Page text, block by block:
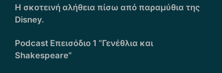
Η σκοτεινή αλήθεια πίσω από παραμύθια της
Disney.
Podcast Επεισόδιο 1 “Γενέθλια και
Shakespeare”